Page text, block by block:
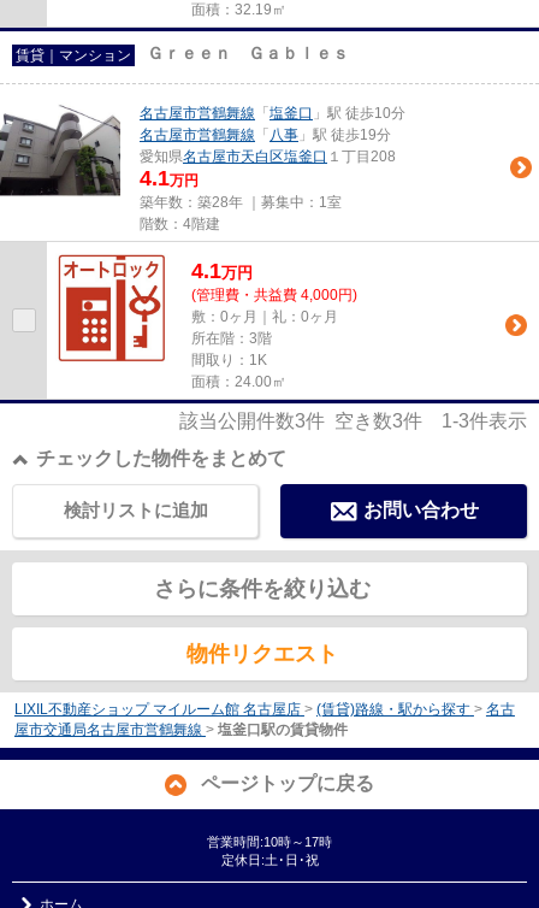
面積：32.19㎡
賃貸｜マンション Ｇｒｅｅｎ Ｇａｂｌｅｓ
名古屋市営鶴舞線 「 塩釜口 」駅 徒歩10分
名古屋市営鶴舞線 「 八事 」駅 徒歩19分
愛知県名古屋市天白区塩釜口 １丁目208
4.1万円
築年数：築28年 ｜募集中： 1室
階数：4階建
4.1万円
(管理費・共益費 4,000円)
敷：0ヶ月｜礼：0ヶ月
所在階：3階
間取り：1K
面積：24.00㎡
該当公開件数3件 空き数3件 1-3件表示
チェックした物件をまとめて
お問い合わせ
検討リストに追加
さらに条件を絞り込む
物件リクエスト
LIXIL不動産ショップ マイルーム館 名古屋店 > (賃貸)路線・駅から探す > 名古
屋市交通局名古屋市営鶴舞線 > 塩釜口駅の賃貸物件
ページトップに戻る
営業時間:10時～17時
定休日:土･日･祝
ホーム